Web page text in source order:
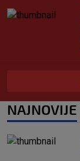
NAJNOVIJE